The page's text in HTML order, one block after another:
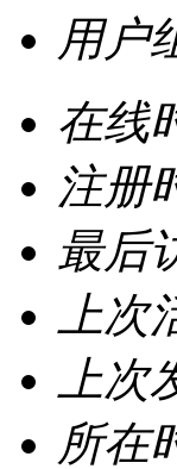
用户
在线
注册
最后
上次
上次
所在